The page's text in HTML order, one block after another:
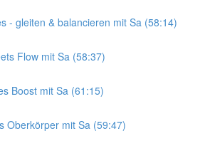
- gleiten & balancieren mit Sa (58:14)
Flow mit Sa (58:37)
Boost mit Sa (61:15)
Oberkörper mit Sa (59:47)